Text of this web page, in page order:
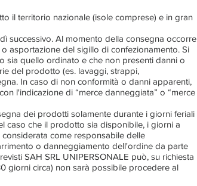
il territorio nazionale (isole comprese) e in gran
successivo. Al momento della consegna occorre
asportazione del sigillo di confezionamento. Si
sia quello ordinato e che non presenti danni o
del prodotto (es. lavaggi, strappi,
In caso di non conformità o danni apparenti,
l'indicazione di “merce danneggiata” o “merce
dei prodotti solamente durante i giorni feriali
caso che il prodotto sia disponibile, i giorni a
come responsabile delle
o danneggiamento dell'ordine da parte
SAH SRL UNIPERSONALE può, su richiesta
giorni circa) non sarà possibile procedere al